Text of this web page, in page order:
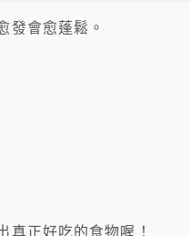
發會愈蓬鬆。
真正好吃的食物喔！